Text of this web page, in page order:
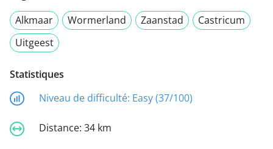
Alkmaar
Wormerland Zaanstad
Castricum
Uitgeest
Statistiques
Niveau de difficulté: Easy (37/100)
Distance: 34 km